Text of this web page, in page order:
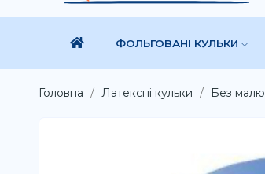
ФОЛЬГОВАНІ КУЛЬКИ
Головна Латексні кульки Без